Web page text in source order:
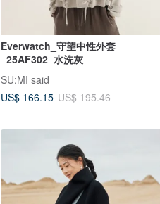
Everwatch_守望中性外套
_25AF302_水洗灰
SU:MI said
US$ 166.15 US$ 195.46